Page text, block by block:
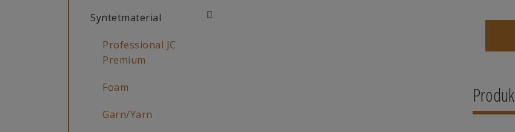
Syntetmaterial
Professional JC
Premium
Foam
Garn/Yarn